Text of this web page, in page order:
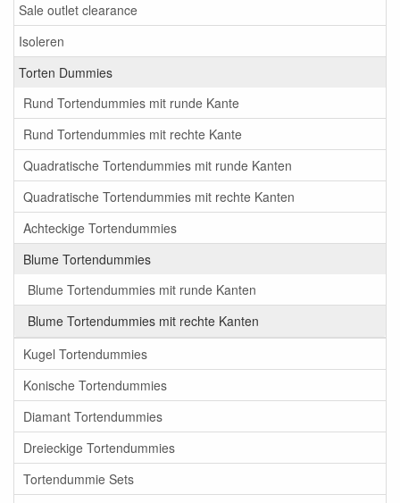
Sale outlet clearance
Isoleren
Torten Dummies
Rund Tortendummies mit runde Kante
Rund Tortendummies mit rechte Kante
Quadratische Tortendummies mit runde Kanten
Quadratische Tortendummies mit rechte Kanten
Achteckige Tortendummies
Blume Tortendummies
Blume Tortendummies mit runde Kanten
Blume Tortendummies mit rechte Kanten
Kugel Tortendummies
Konische Tortendummies
Diamant Tortendummies
Dreieckige Tortendummies
Tortendummie Sets